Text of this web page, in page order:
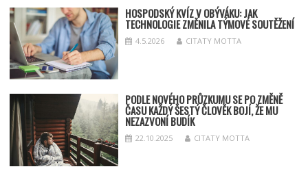
HOSPODSKÝKVÍZ V OBÝVÁKU: JAK
TECHNOLOGIE ZMĚNILA TÝMOVÉ SOUTĚŽENÍ
4.5.2026 CITATY MOTTA
PODLE NOVÉHO PRŮZKUMU SE PO ZMĚNĚ
ČASU KAŽDÝ ŠESTÝ ČLOVĚK BOJÍ, ŽE MU
NEZAZVONÍ BUDÍK
22.10.2025 CITATY MOTTA